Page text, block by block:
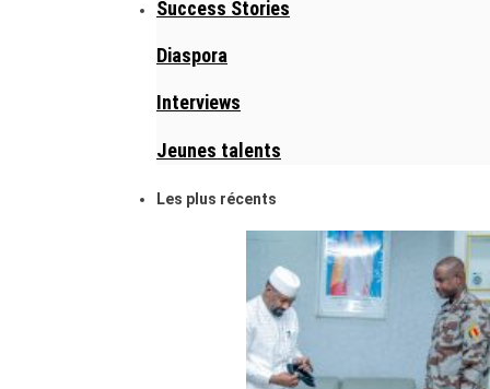
Success Stories
Diaspora
Interviews
Jeunes talents
Les plus récents